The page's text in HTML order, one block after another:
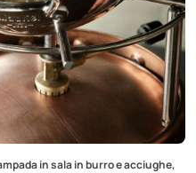
in sala in burro e acciughe,